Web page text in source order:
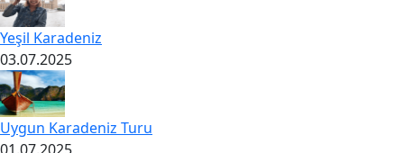
Yeşil Karadeniz
03.07.2025
Uygun Karadeniz Turu